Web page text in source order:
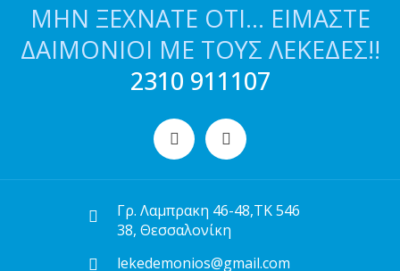
ΜΗΝ ΞΕΧΝΆΤΕ ΌΤΙ… ΕΊΜΑΣΤΕ
ΔΑΙΜΌΝΙΟΙ ΜΕ ΤΟΥΣ ΛΕΚΈΔΕΣ!!
2310 911107
Γρ. Λαμπρακη 46-48,ΤΚ 546
38, Θεσσαλονίκη
lekedemonios@gmail.com